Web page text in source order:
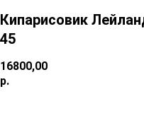
Кипарисовик
45
16800,00
р.